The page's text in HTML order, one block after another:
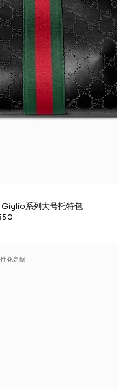
系列大号托特包
化定制